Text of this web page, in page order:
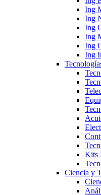
Ing
Ing
Ing
Ing
Ing
Ing
Kits
Ciencia y